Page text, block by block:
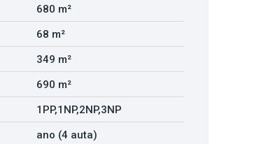
680 m²
68 m²
349 m²
690 m²
1PP,1NP,2NP,3NP
ano (4 auta)